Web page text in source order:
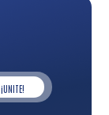
¡UNITE!